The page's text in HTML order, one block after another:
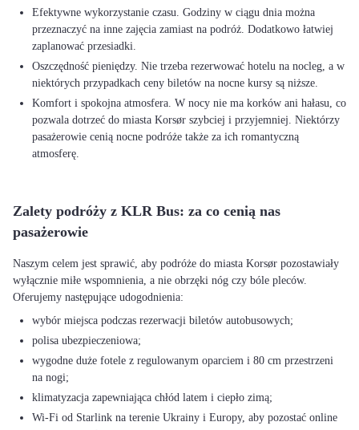
Efektywne wykorzystanie czasu. Godziny w ciągu dnia można
przeznaczyć na inne zajęcia zamiast na podróż. Dodatkowo łatwiej
zaplanować przesiadki.
Oszczędność pieniędzy. Nie trzeba rezerwować hotelu na nocleg, a w
niektórych przypadkach ceny biletów na nocne kursy są niższe.
Komfort i spokojna atmosfera. W nocy nie ma korków ani hałasu, co
pozwala dotrzeć do miasta Korsør szybciej i przyjemniej. Niektórzy
pasażerowie cenią nocne podróże także za ich romantyczną
atmosferę.
Zalety podróży z KLR Bus: za co cenią nas
pasażerowie
Naszym celem jest sprawić, aby podróże do miasta Korsør pozostawiały
wyłącznie miłe wspomnienia, a nie obrzęki nóg czy bóle pleców.
wybór miejsca podczas rezerwacji biletów autobusowych;
polisa ubezpieczeniowa;
wygodne duże fotele z regulowanym oparciem i 80 cm przestrzeni
na nogi;
klimatyzacja zapewniająca chłód latem i ciepło zimą;
Wi-Fi od Starlink na terenie Ukrainy i Europy, aby pozostać online